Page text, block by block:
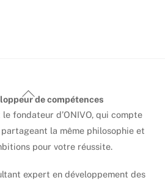
Back
de compétences
fondateur d’ONIVO, qui compte
la même philosophie et
pour votre réussite.
expert en développement des